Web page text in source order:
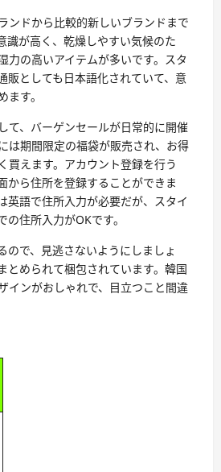
ンドから比較的新しいブランドまで
識が高く、乾燥しやすい気候のた
力の高いアイテムが多いです。スタ
販としても日本語化されていて、意
す。
て、バーゲンセールが日常的に開催
は期間限定の福袋が販売され、お得
買えます。アカウント登録を行う
から住所を登録することができま
英語で住所入力が必要だが、スタイ
住所入力がOKです。
ので、見逃さないようにしましょ
とめられて梱包されています。韓国
インがおしゃれで、目立つこと間違